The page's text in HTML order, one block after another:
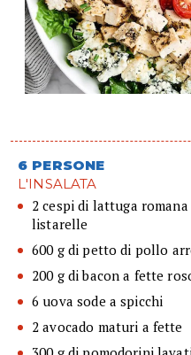
6 PERSONE
L'INSALATA
2 cespi di lattuga
listarelle
600 g di petto di pollo
200 g di bacon a fette
6 uova sode a spicchi
2 avocado maturi a fette